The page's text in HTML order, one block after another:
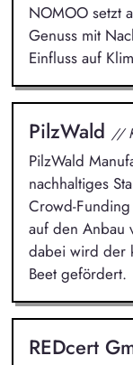
NOMOO setzt
Genuss mit
Einfluss auf
PilzWald //
PilzWald
nachhaltiges
Crowd-
auf den Anbau
dabei wird der
Beet gefördert.
REDcert